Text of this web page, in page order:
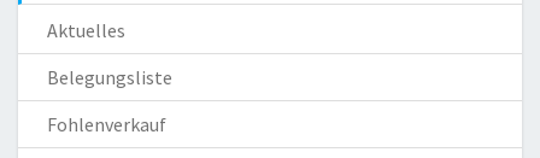
Aktuelles
Belegungsliste
Fohlenverkauf